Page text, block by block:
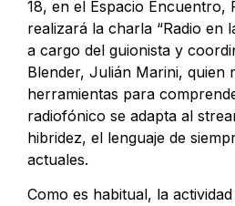
18, en el Espacio Encuentro,
realizará la charla “Radio en
a cargo del guionista y
Blender, Julián Marini, quien
herramientas para
radiofónico se adapta al
hibridez, el lenguaje de
actuales.
Como es habitual, la